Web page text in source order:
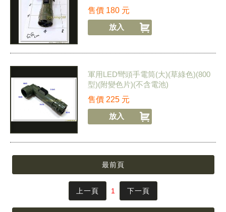
售價 180 元
軍用LED彎頭手電筒(大)(草綠色)(800
型)(附變色片)(不含電池)
售價 225 元
最前頁
上一頁 1 下一頁